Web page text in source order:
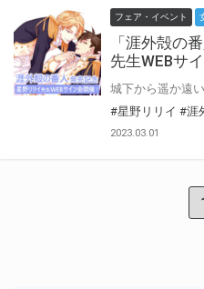
フェア・イベント
「涯外殻の
先生WEBサ
#星野リリイ #涯
2023.03.01